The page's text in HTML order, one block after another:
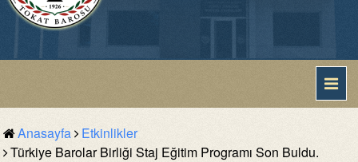
Anasayfa
Etkinlikler
Türkiye Barolar Birliği Staj Eğitim Programı Son Buldu.